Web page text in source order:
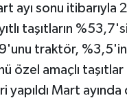
ayı sonu
taşıtların
traktör,
amaçlı
Mart ayında